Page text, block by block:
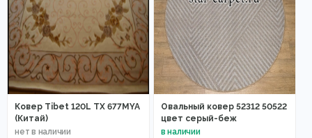
Ковер Tibet 120L TX 677MYA
(Китай)
Овальный ковер 52312 50522
цвет серый-беж